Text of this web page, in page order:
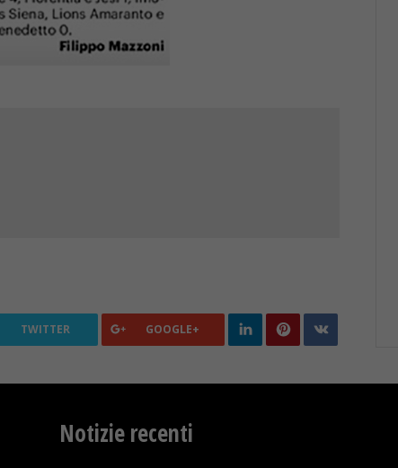
TWITTER GOOGLE+
Notizie recenti